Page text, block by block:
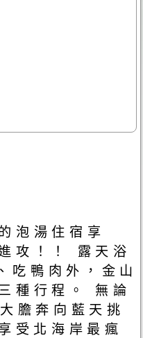
泡湯住宿享
攻！！ 露天浴
吃鴨肉外，金山
種行程。 無論
膽奔向藍天挑
受北海岸最瘋